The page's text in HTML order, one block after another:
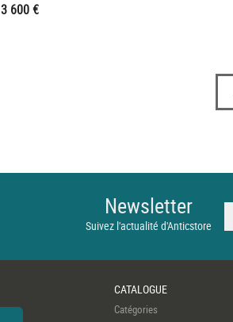
3 600 €
Newsletter
Suivez l'actualité d'Anticstore
CATALOGUE
Catégories